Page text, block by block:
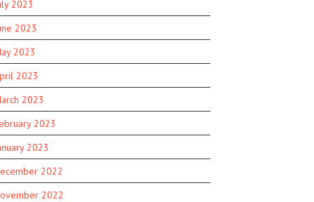
2023
2023
2023
2023
2023
2023
2023
2022
2022